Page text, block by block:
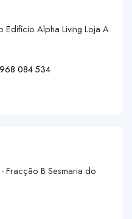
Alpha Living Loja A
084 534
Fracção B Sesmaria do